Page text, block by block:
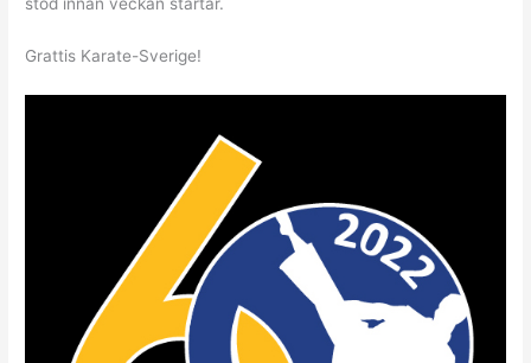
stöd innan veckan startar.
Grattis Karate-Sverige!